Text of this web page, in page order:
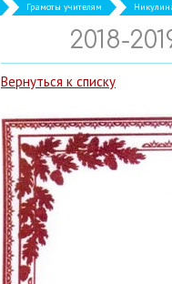
Грамоты учителям
2018-
Вернуться к списку